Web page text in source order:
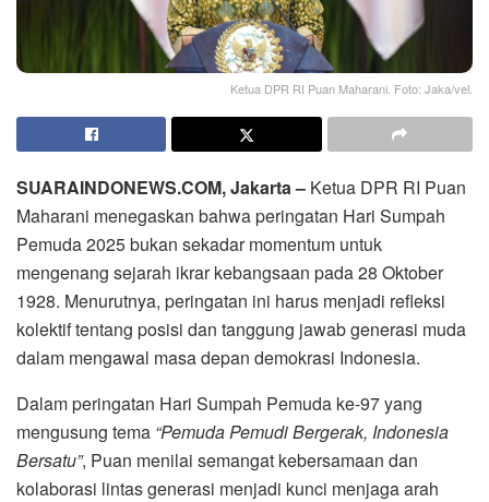
Ketua DPR RI Puan Maharani. Foto: Jaka/vel.
SUARAINDONEWS.COM, Jakarta – Ketua DPR RI Puan
Maharani menegaskan bahwa peringatan Hari Sumpah
Pemuda 2025 bukan sekadar momentum untuk
mengenang sejarah ikrar kebangsaan pada 28 Oktober
1928. Menurutnya, peringatan ini harus menjadi refleksi
kolektif tentang posisi dan tanggung jawab generasi muda
dalam mengawal masa depan demokrasi Indonesia.
Dalam peringatan Hari Sumpah Pemuda ke-97 yang
mengusung tema “Pemuda Pemudi Bergerak, Indonesia
Bersatu”, Puan menilai semangat kebersamaan dan
kolaborasi lintas generasi menjadi kunci menjaga arah